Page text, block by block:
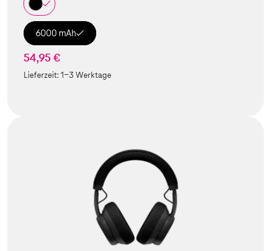
6000 mAh
54,95 €
Lieferzeit:1-3 Werktage